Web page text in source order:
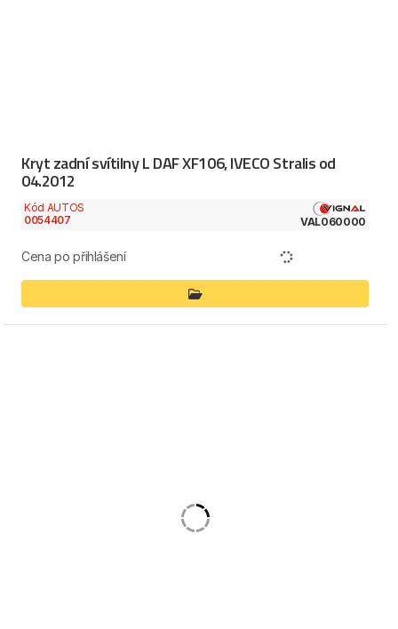
Kryt zadní svítilny L DAF XF106, IVECO Stralis od
04.2012
Kód AUTOS
0054407
VAL060000
Cena po přihlášení